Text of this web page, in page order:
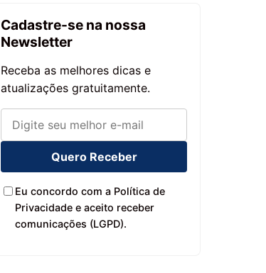
Cadastre-se na nossa
Newsletter
Receba as melhores dicas e
atualizações gratuitamente.
Quero Receber
Eu concordo com a Política de
Privacidade e aceito receber
comunicações (LGPD).